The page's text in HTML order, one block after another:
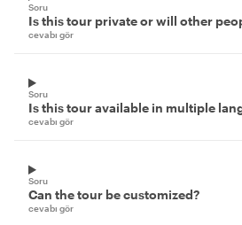
Soru
Is this tour private or will other
cevabı gör
Soru
Is this tour available in multiple
cevabı gör
Soru
Can the tour be customized?
cevabı gör